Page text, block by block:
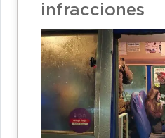
infracciones